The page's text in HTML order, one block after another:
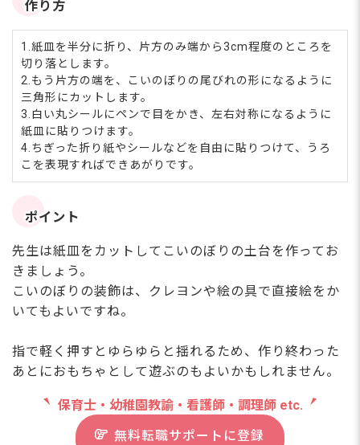
作り方
1.紙皿を半分に折り、片方のみ端から3cm程度のところを
切り落とします。
2.もう片方の端を、こいのぼりの尾びれの形になるように
三角形にカットします。
3.白い丸シールにペンで目をかき、左右対称になるように
紙皿に貼りつけます。
4.ちぎった折り紙やシールなどを自由に貼りつけて、うろ
こを表現すればできあがりです。
ポイント
先生は紙皿をカットしてこいのぼりの土台を作ってお
きましょう。
こいのぼりの装飾は、クレヨンや絵の具で直接絵をか
いてもよいですね。
指で軽く押すとゆらゆらと揺れるため、作り終わった
あとにおもちゃとして遊ぶのもよいかもしれません。
保育士・幼稚園教諭・看護師・調理師 etc.
無料転職サポートに登録